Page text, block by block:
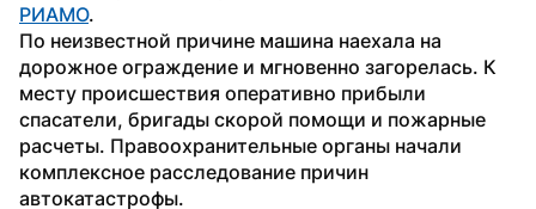
РИАМО.
По неизвестной причине машина наехала на
дорожное ограждение и мгновенно загорелась. К
месту происшествия оперативно прибыли
спасатели, бригады скорой помощи и пожарные
расчеты. Правоохранительные органы начали
комплексное расследование причин
автокатастрофы.